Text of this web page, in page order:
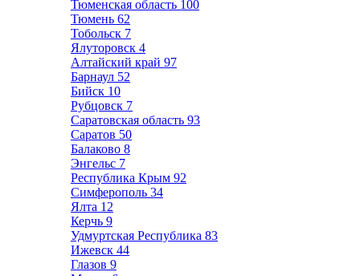
Тюменская область 100
Тюмень 62
Тобольск 7
Ялуторовск 4
Алтайский край 97
Барнаул 52
Бийск 10
Рубцовск 7
Саратовская область 93
Саратов 50
Балаково 8
Энгельс 7
Республика Крым 92
Симферополь 34
Ялта 12
Керчь 9
Удмуртская Республика 83
Ижевск 44
Глазов 9